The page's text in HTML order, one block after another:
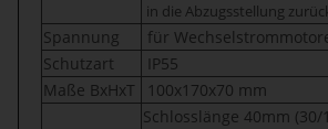
in die Abzugsstellung
Spannung
für
Schutzart
IP55
Maße BxHxT
100x170x70 mm
Schlosslänge 40mm (30/